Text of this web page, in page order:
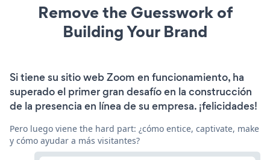
Remove the Guesswork of
Building Your Brand
Si tiene su sitio web Zoom en funcionamiento, ha
superado el primer gran desafío en la construcción
de la presencia en línea de su empresa. ¡felicidades!
Pero luego viene the hard part: ¿cómo entice, captivate, make
y cómo ayudar a más visitantes?